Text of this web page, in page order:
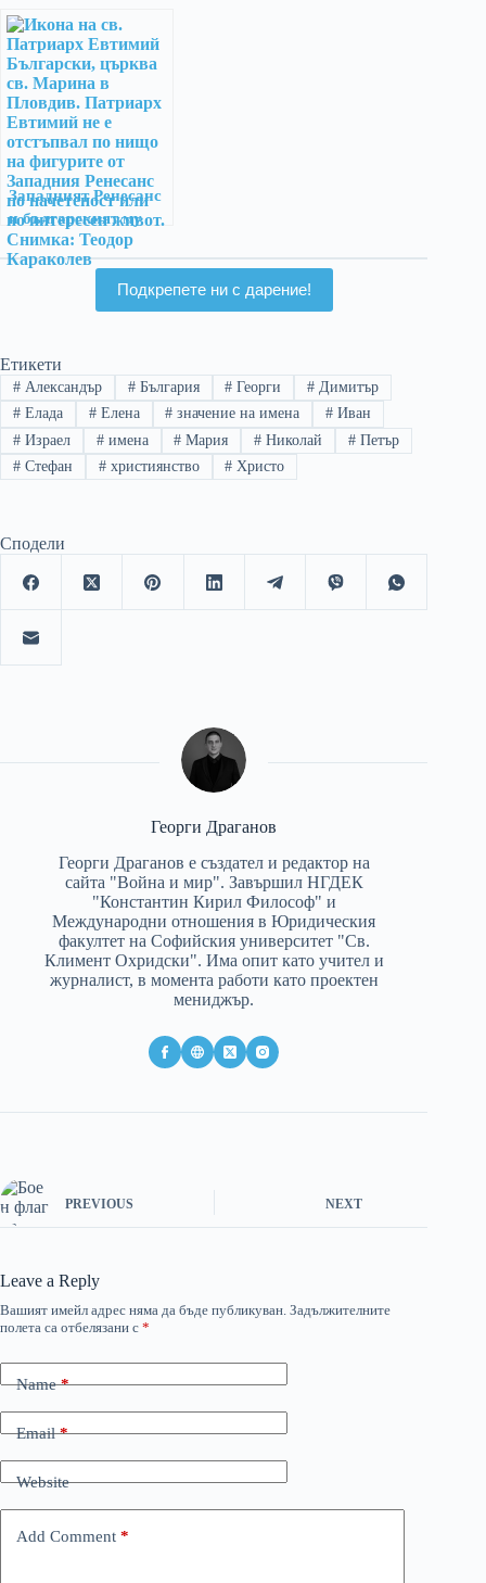
български светци
като основа за
учебното
съдържание в
гимназиален етап
Западният Ренесанс
и българският му
отглас
Подкрепете ни с дарение!
Етикети
#Александър #България # Георги # Димитър
#Елада #Елена # значение на имена # Иван
#Израел #имена # Мария # Николай # Петър
#Стефан #християнство # Христо
Сподели
Георги Драганов
Георги Драганов е създател и редактор на
сайта "Война и мир". Завършил НГДЕК
"Константин Кирил Философ" и
Международни отношения в Юридическия
факултет на Софийския университет "Св.
Климент Охридски". Има опит като учител и
журналист, в момента работи като проектен
мениджър.
PREVIOUS NEXT
Leave a Reply
Вашият имейл адрес няма да бъде публикуван. Задължителните
полета са отбелязани с *
Name*
Email*
Website
Add Comment *